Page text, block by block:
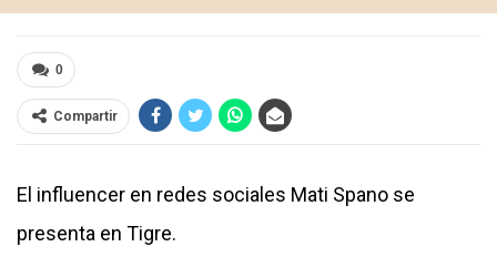
0
Compartir
El influencer en redes sociales Mati Spano se
presenta en Tigre.